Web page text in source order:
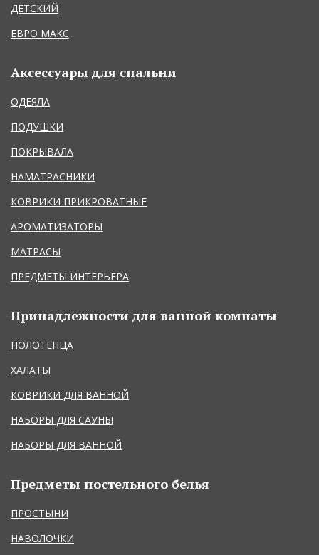
ДЕТСКИЙ
ЕВРО МАКС
Аксессуары для спальни
ОДЕЯЛА
ПОДУШКИ
ПОКРЫВАЛА
НАМАТРАСНИКИ
КОВРИКИ ПРИКРОВАТНЫЕ
АРОМАТИЗАТОРЫ
МАТРАСЫ
ПРЕДМЕТЫ ИНТЕРЬЕРА
Принадлежности для ванной комнаты
ПОЛОТЕНЦА
ХАЛАТЫ
КОВРИКИ ДЛЯ ВАННОЙ
НАБОРЫ ДЛЯ САУНЫ
НАБОРЫ ДЛЯ ВАННОЙ
Предметы постельного белья
ПРОСТЫНИ
НАВОЛОЧКИ